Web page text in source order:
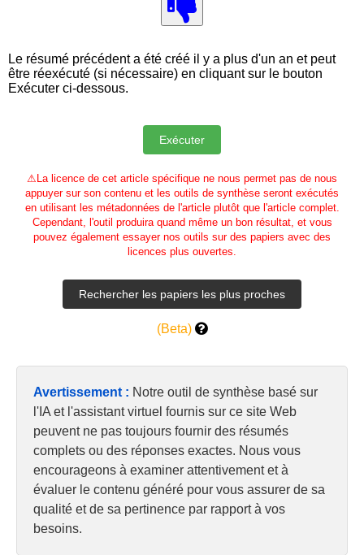
Le résumé précédent a été créé il y a plus d'un an et peut
être réexécuté (si nécessaire) en cliquant sur le bouton
Exécuter ci-dessous.
⚠ La licence de cet article spécifique ne nous permet pas de nous
appuyer sur son contenu et les outils de synthèse seront exécutés
en utilisant les métadonnées de l'article plutôt que l'article complet.
Cependant, l'outil produira quand même un bon résultat, et vous
pouvez également essayer nos outils sur des papiers avec des
licences plus ouvertes.
(Beta)
Avertissement : Notre outil de synthèse basé sur
l'IA et l'assistant virtuel fournis sur ce site Web
peuvent ne pas toujours fournir des résumés
complets ou des réponses exactes. Nous vous
encourageons à examiner attentivement et à
évaluer le contenu généré pour vous assurer de sa
qualité et de sa pertinence par rapport à vos
besoins.